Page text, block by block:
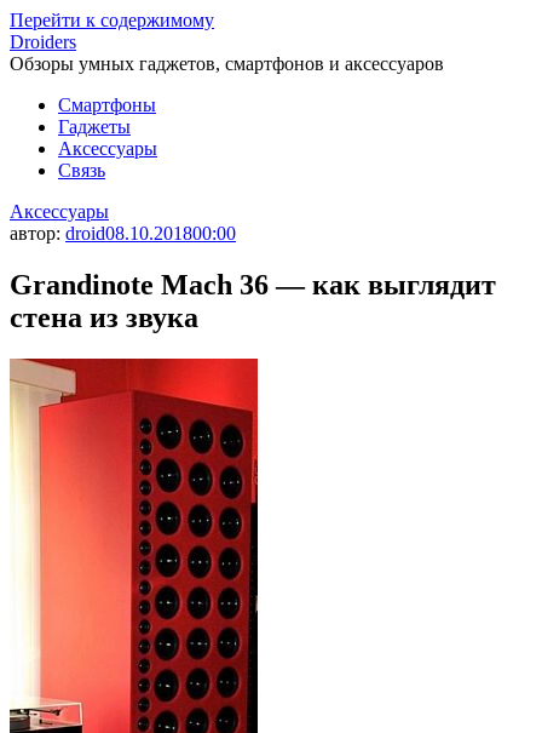
Перейти к содержимому
Droiders
Обзоры умных гаджетов, смартфонов и аксессуаров
Смартфоны
Гаджеты
Аксессуары
Связь
Аксессуары
автор: droid08.10.201800:00
Grandinote Mach 36 — как выглядит
стена из звука